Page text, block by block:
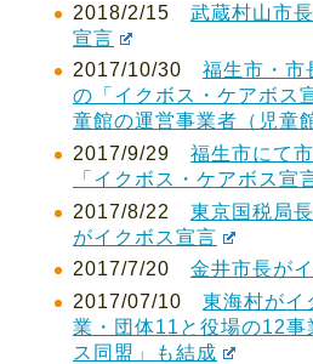
2018/2/15 武蔵村山市
宣言
2017/10/30 福生市・市
の「イクボス・ケアボス
童館の運営事業者（児童
2017/9/29 福生市にて
「イクボス・ケアボス宣
2017/8/22 東京国税局
がイクボス宣言
2017/7/20 金井市長が
2017/07/10 東海村がイ
業・団体11と役場の12事
ス同盟」も結成